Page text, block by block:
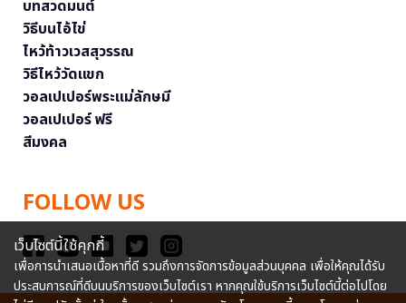
บทสวดมนต์
วิธีบนไอ้ไข่
ไหว้ท้าวเวสสุวรรณ
วิธีไหว้วัดแขก
วอลเปเปอร์พระแม่ลักษมี
วอลเปเปอร์ ฟรี
สีมงคล
FOLLOW US
เว็บไซต์นี้ใช้คุกกี้
เพื่อการนำเสนอเนื้อหาที่ดี รวมถึงการจัดการข้อมูลส่วนบุคคล เพื่อให้คุณได้รับ
ประสบการณ์ที่ดีบนบริการของเว็บไซต์เรา หากคุณใช้บริการเว็บไซต์นี้ต่อไปโดย